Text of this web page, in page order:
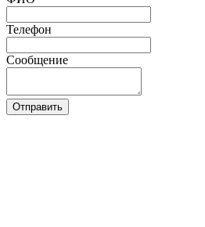
Телефон
Сообщение
Отправить